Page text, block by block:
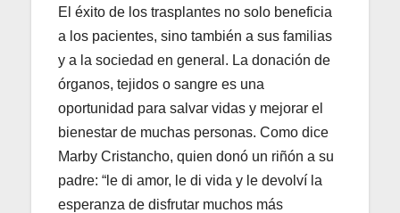
El éxito de los trasplantes no solo beneficia
a los pacientes, sino también a sus familias
y a la sociedad en general. La donación de
órganos, tejidos o sangre es una
oportunidad para salvar vidas y mejorar el
bienestar de muchas personas. Como dice
Marby Cristancho, quien donó un riñón a su
padre: “le di amor, le di vida y le devolví la
esperanza de disfrutar muchos más